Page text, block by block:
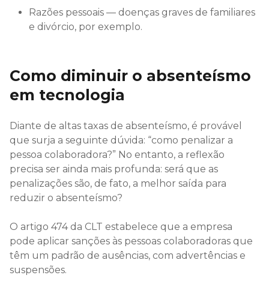
Razões pessoais — doenças graves de familiares
e divórcio, por exemplo.
Como diminuir o absenteísmo
em tecnologia
Diante de altas taxas de absenteísmo, é provável
que surja a seguinte dúvida: “como penalizar a
pessoa colaboradora?” No entanto, a reflexão
precisa ser ainda mais profunda: será que as
penalizações são, de fato, a melhor saída para
reduzir o absenteísmo?
O artigo 474 da CLT estabelece que a empresa
pode aplicar sanções às pessoas colaboradoras que
têm um padrão de ausências, com advertências e
suspensões.